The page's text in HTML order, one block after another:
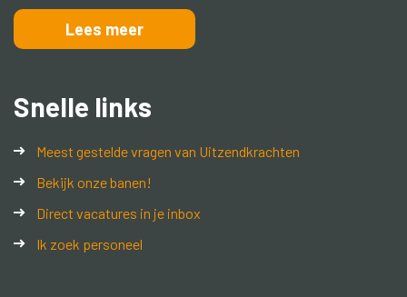
Lees meer
Snelle links
Meest gestelde vragen van Uitzendkrachten
Bekijk onze banen!
Direct vacatures in je inbox
Ik zoek personeel